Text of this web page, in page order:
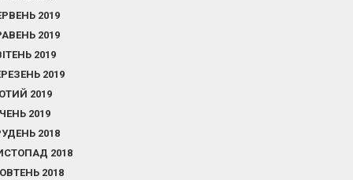
2019
2019
2019
2019
2019
2019
2018
2018
2018